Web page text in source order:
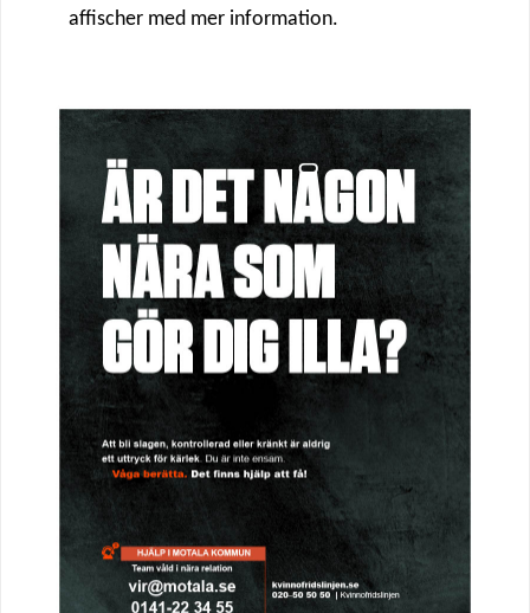
affischer med mer information.